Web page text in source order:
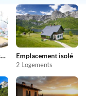
Convient aux personnes allergiques Emplacement isolé
2 Logements